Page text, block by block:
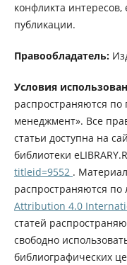
конфликта
публикации.
Правообладатель:
Условия
распространяются
менеджмент». Все
статьи доступна на
библиотеки
titleid=9552 .
распространяются по
Attribution 4.0
статей
свободно
библиографических